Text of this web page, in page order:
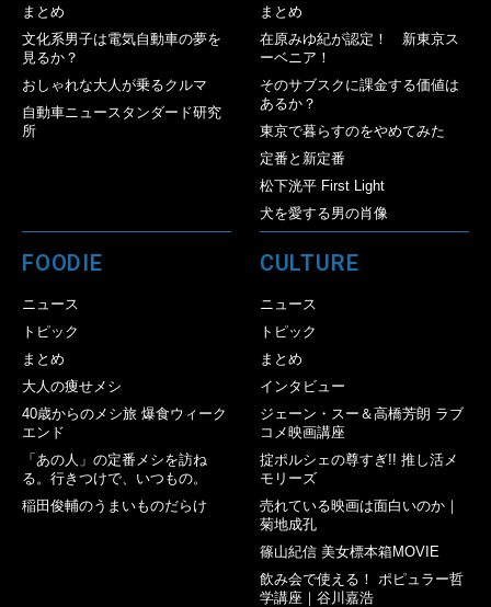
まとめ
文化系男子は電気自動車の夢を
見るか？
おしゃれな大人が乗るクルマ
自動車ニュースタンダード研究
所
まとめ
在原みゆ紀が認定！ 新東京ス
ーベニア！
そのサブスクに課金する価値は
あるか？
東京で暮らすのをやめてみた
定番と新定番
松下洸平 First Light
犬を愛する男の肖像
FOODIE
ニュース
トピック
まとめ
大人の痩せメシ
40歳からのメシ旅 爆食ウィーク
エンド
「あの人」の定番メシを訪ね
る。行きつけで、いつもの。
稲田俊輔のうまいものだらけ
CULTURE
ニュース
トピック
まとめ
インタビュー
ジェーン・スー＆高橋芳朗 ラブ
コメ映画講座
掟ポルシェの尊すぎ!! 推し活メ
モリーズ
売れている映画は面白いのか｜
菊地成孔
篠山紀信 美女標本箱MOVIE
飲み会で使える！ ポピュラー哲
学講座｜谷川嘉浩